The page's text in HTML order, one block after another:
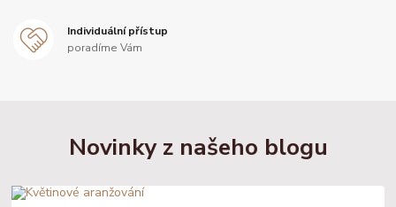
Individuální přístup
poradíme Vám
Novinky z našeho blogu